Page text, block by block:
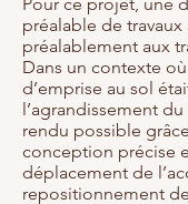
préalable de
préalablement aux
Dans un contexte
d’emprise au sol
l’agrandissement
rendu possible
conception précise
déplacement de
repositionnement